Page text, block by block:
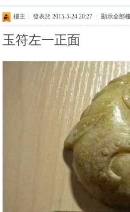
樓主 發表於 2015-5-24 20:27 顯示全部
玉符左一正面